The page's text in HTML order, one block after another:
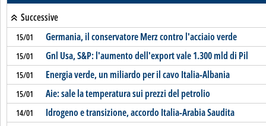
Successive
15/01 Germania, il conservatore Merz contro l'acciaio verde
15/01 Gnl Usa, S&P: l'aumento dell'export vale 1.300 mld di Pil
15/01 Energia verde, un miliardo per il cavo Italia-Albania
15/01 Aie: sale la temperatura sui prezzi del petrolio
14/01 Idrogeno e transizione, accordo Italia-Arabia Saudita